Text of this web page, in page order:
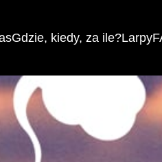
Gdzie, kiedy, za ile?Larpy